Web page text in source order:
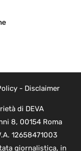
- Disclaimer
di DEVA
8, 00154 Roma
12658471003
giornalistica, in